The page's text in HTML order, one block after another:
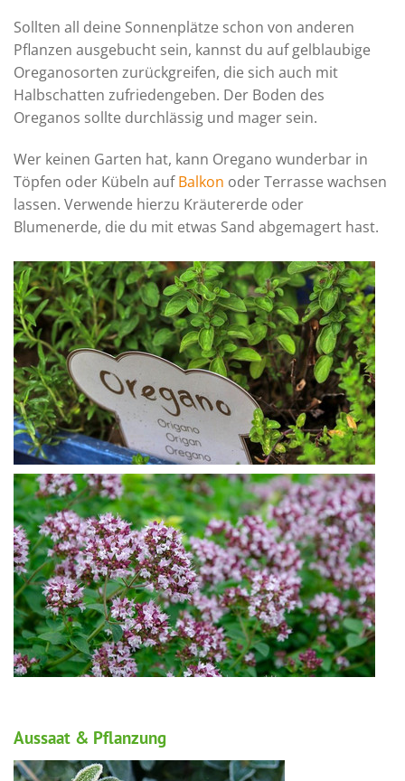
Sollten all deine Sonnenplätze schon von anderen
Pflanzen ausgebucht sein, kannst du auf gelblaubige
Oreganosorten zurückgreifen, die sich auch mit
Halbschatten zufriedengeben. Der Boden des
Oreganos sollte durchlässig und mager sein.
Wer keinen Garten hat, kann Oregano wunderbar in
Töpfen oder Kübeln aufBalkon oder Terrasse wachsen
lassen. Verwende hierzu Kräutererde oder
Blumenerde, die du mit etwas Sand abgemagert hast.
Aussaat & Pflanzung